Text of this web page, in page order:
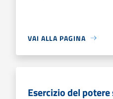
VAI ALLA PAGINA
Esercizio del